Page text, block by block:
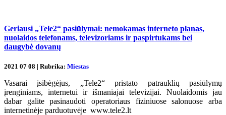
Geriausi „Tele2“ pasiūlymai: nemokamas interneto planas,
nuolaidos telefonams, televizoriams ir paspirtukams bei
daugybė dovanų
2021 07 08 | Rubrika: Miestas
Vasarai įsibėgėjus, „Tele2“ pristato patrauklių pasiūlymų
įrenginiams, internetui ir išmaniajai televizijai. Nuolaidomis jau
dabar galite pasinaudoti operatoriaus fiziniuose salonuose arba
internetinėje parduotuvėje www.tele2.lt